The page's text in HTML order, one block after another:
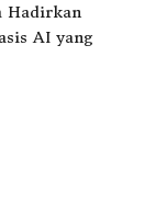
Hadirkan
AI yang